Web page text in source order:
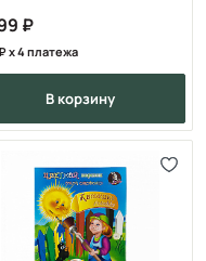
x 4 платежа
в корзину